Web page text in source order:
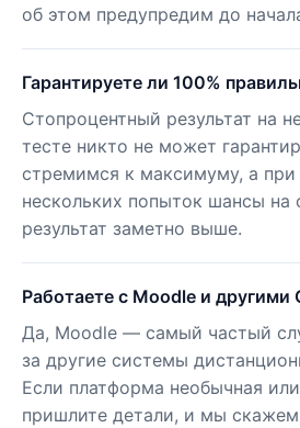
об этом предупредим до
Гарантируете ли 100%
Стопроцентный результат на
тесте никто не может
стремимся к максимуму, а при
нескольких попыток шансы на
результат заметно выше.
Работаете с Moodle и другими
Да, Moodle — самый частый
за другие системы
Если платформа необычная
пришлите детали, и мы